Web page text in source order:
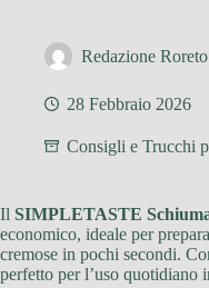
Redazione
28 Febbraio 2026
Consigli e Trucchi
Il SIMPLETASTE
economico, ideale per
cremose in pochi secondi.
perfetto per l’uso quotidiano